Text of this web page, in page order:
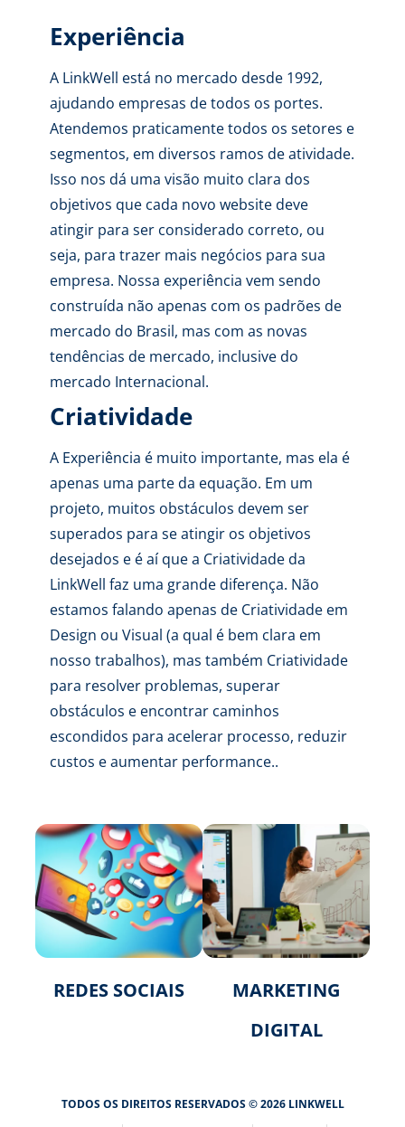
Experiência
A LinkWell está no mercado desde 1992,
ajudando empresas de todos os portes.
Atendemos praticamente todos os setores e
segmentos, em diversos ramos de atividade.
Isso nos dá uma visão muito clara dos
objetivos que cada novo website deve
atingir para ser considerado correto, ou
seja, para trazer mais negócios para sua
empresa. Nossa experiência vem sendo
construída não apenas com os padrões de
mercado do Brasil, mas com as novas
tendências de mercado, inclusive do
mercado Internacional.
Criatividade
A Experiência é muito importante, mas ela é
apenas uma parte da equação. Em um
projeto, muitos obstáculos devem ser
superados para se atingir os objetivos
desejados e é aí que a Criatividade da
LinkWell faz uma grande diferença. Não
estamos falando apenas de Criatividade em
Design ou Visual (a qual é bem clara em
nosso trabalhos), mas também Criatividade
para resolver problemas, superar
obstáculos e encontrar caminhos
escondidos para acelerar processo, reduzir
custos e aumentar performance..
REDES SOCIAIS
MARKETING
DIGITAL
TODOS OS DIREITOS RESERVADOS © 2026 LINKWELL